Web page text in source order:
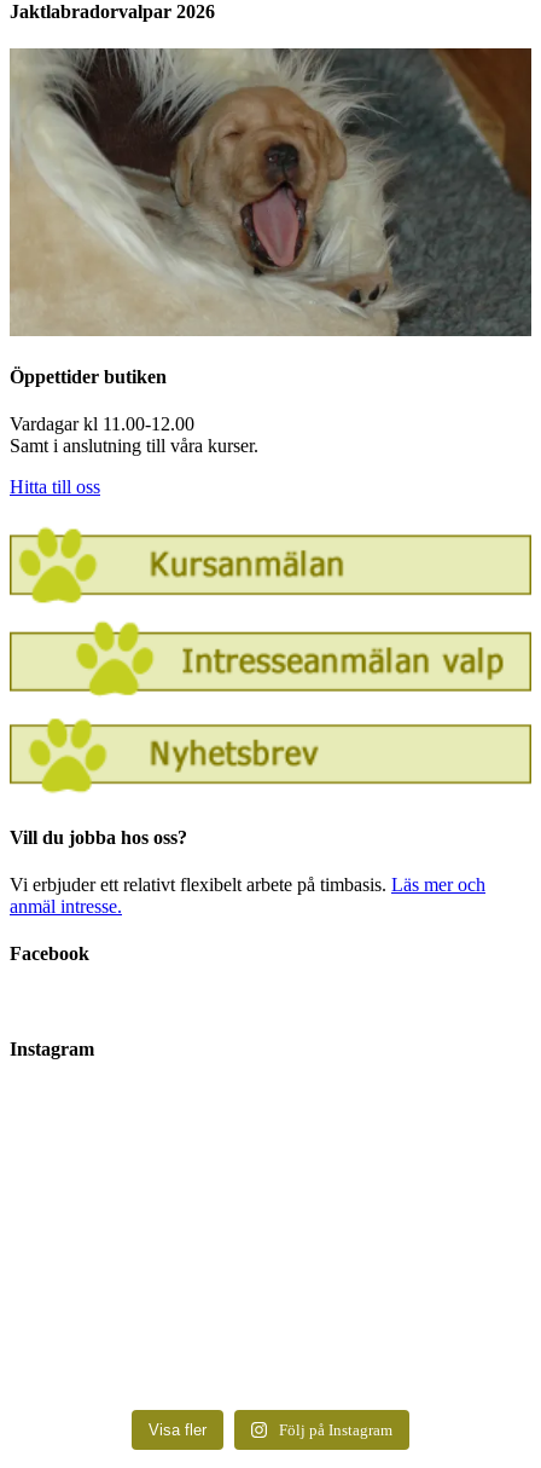
Jaktlabradorvalpar 2026
Öppettider butiken
Vardagar kl 11.00-12.00
Samt i anslutning till våra kurser.
Hitta till oss
Vill du jobba hos oss?
Vi erbjuder ett relativt flexibelt arbete på timbasis. Läs mer och
anmäl intresse.
Facebook
Instagram
Visa fler Följ på Instagram